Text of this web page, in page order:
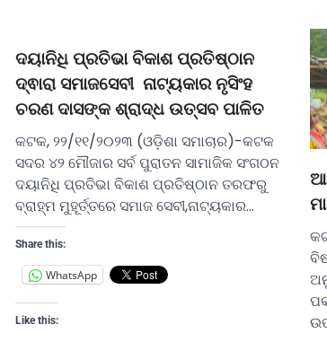
ଦୟାନିଧି ପ୍ରତିଭା ବିକାଶ ପ୍ରତିଷ୍ଠାନ
ଦ୍ଵାରା ସମାଜସେବୀ ନାଟ୍ୟକାର ନୃସିଂହ
ଚରଣ ଦାସଙ୍କ ଶ୍ରାଦ୍ଧ ଉତ୍ସବ ପାଳିତ
କଟକ, ୨୨/୧୧/୨୦୨୩ (ଓଡ଼ିଶା ସମାଚାର)-କଟକ
ସଦର ୪୨ ମୌଜାର ସର୍ବ ପୁରାତନ ସାମାଜିକ ସଂଗଠନ
ଦୟାନିଧି ପ୍ରତିଭା ବିକାଶ ପ୍ରତିଷ୍ଠାନ ତରଫରୁ
ବ୍ରାହ୍ମ ମୁହୂର୍ତ୍ତରେ ସମାଜ ସେବୀ,ନାଟ୍ୟକାର…
Share this:
WhatsApp
Like this: